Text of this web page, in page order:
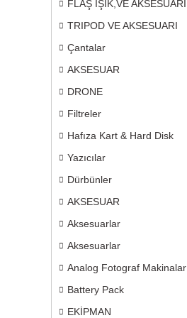
FLAŞ IŞIK,VE AKSESUARI
TRIPOD VE AKSESUARI
Çantalar
AKSESUAR
DRONE
Filtreler
Hafıza Kart & Hard Disk
Yazıcılar
Dürbünler
AKSESUAR
Aksesuarlar
Aksesuarlar
Analog Fotograf Makinalar
Battery Pack
EKİPMAN